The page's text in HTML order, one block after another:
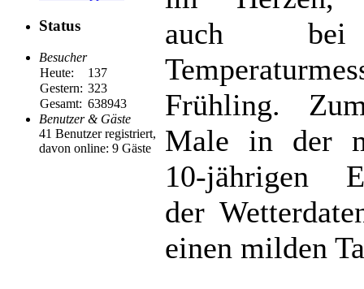
Status
Besucher
Heute:
137
Gestern: 323
Gesamt: 638943
Benutzer & Gäste
41 Benutzer registriert,
davon online: 9 Gäste
auch
Frühling.
Male in der
10-jährigen
der
einen milden